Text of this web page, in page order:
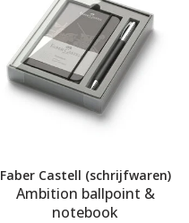
Faber Castell (schrijfwaren)
Ambition ballpoint &
notebook